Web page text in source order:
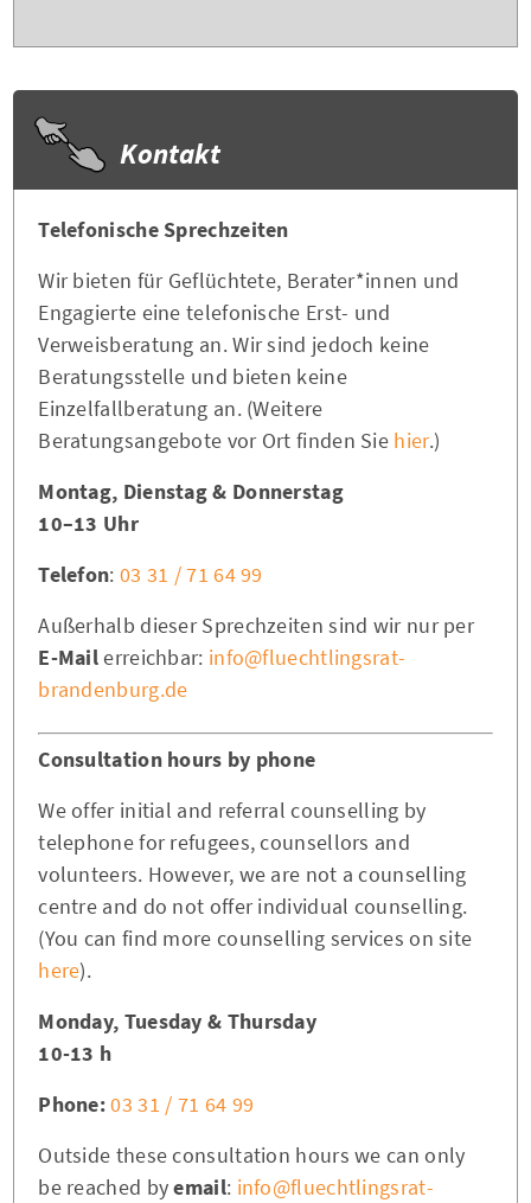
Kontakt
Telefonische Sprechzeiten
Wir bieten für Geflüchtete, Berater*innen und
Engagierte eine telefonische Erst- und
Verweisberatung an. Wir sind jedoch keine
Beratungsstelle und bieten keine
Einzelfallberatung an. (Weitere
Beratungsangebote vor Ort finden Sie hier.)
Montag, Dienstag & Donnerstag
10–13 Uhr
Telefon: 03 31 / 71 64 99
Außerhalb dieser Sprechzeiten sind wir nur per
E-Mailerreichbar: info@fluechtlingsrat-
brandenburg.de
Consultation hours by phone
We offer initial and referral counselling by
telephone for refugees, counsellors and
volunteers. However, we are not a counselling
centre and do not offer individual counselling.
(You can find more counselling services on site
here).
Monday, Tuesday & Thursday
10-13 h
Phone:03 31 / 71 64 99
Outside these consultation hours we can only
be reached byemail: info@fluechtlingsrat-